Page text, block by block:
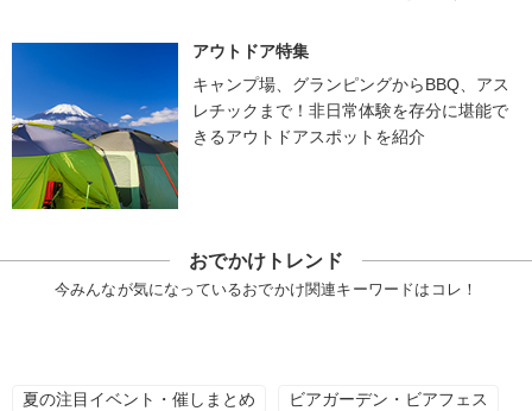
アウトドア特集
キャンプ場、グランピングからBBQ、アス
レチックまで！非日常体験を存分に堪能で
きるアウトドアスポットを紹介
おでかけトレンド
今みんなが気になっているおでかけ関連キーワードはコレ！
夏の注目イベント・催しまとめ ビアガーデン・ビアフェス